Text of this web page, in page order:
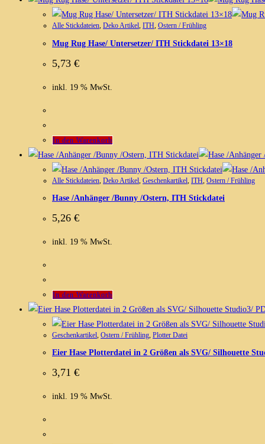
Alle Stickdateien, Deko Artikel, ITH, Ostern / Frühling
Mug Rug Hase/ Untersetzer/ ITH Stickdatei 13×18
5,73 €
inkl. 19 % MwSt.
In den Warenkorb
Alle Stickdateien Deko Artikel Geschenkartikel ITH Ostern / Frühling
Hase /Anhänger /Bunny /Ostern, ITH Stickdatei
5,26 €
inkl. 19 % MwSt.
In den Warenkorb
Geschenkartikel, Ostern / Frühling, Plotter Datei
Eier Hase Plotterdatei in 2 Größen als SVG/ Silhouette
3,71 €
inkl. 19 % MwSt.